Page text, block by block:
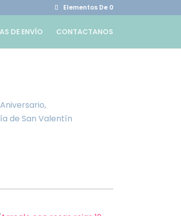
Elementos De 0
DE ENVÍO CONTACTANOS
de San Valentín